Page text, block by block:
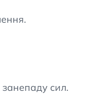
занепаду сил.